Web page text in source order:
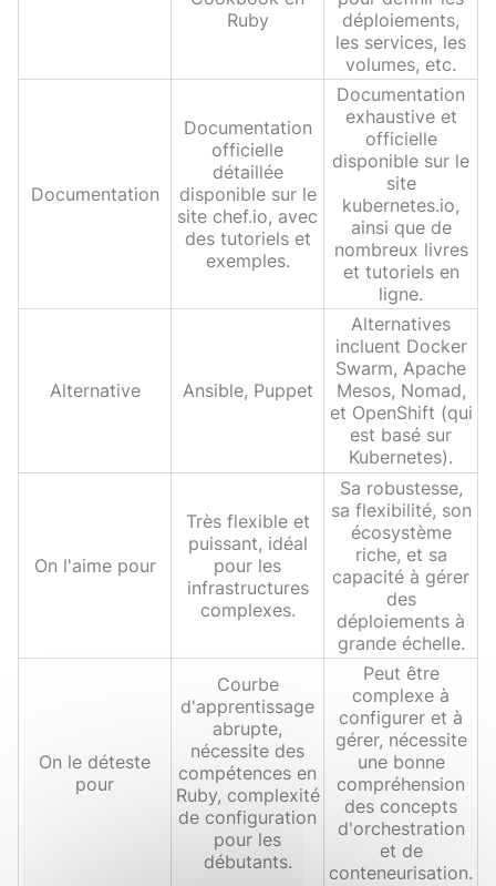
Ruby
déploiements,
les services, les
volumes, etc.
Documentation
Documentation
officielle
détaillée
disponible sur le
site chef.io, avec
des tutoriels et
exemples.
Documentation
exhaustive et
officielle
disponible sur le
site
kubernetes.io,
ainsi que de
nombreux livres
et tutoriels en
ligne.
Alternative Ansible, Puppet
Alternatives
incluent Docker
Swarm, Apache
Mesos, Nomad,
et OpenShift (qui
est basé sur
Kubernetes).
On l'aime pour
Très flexible et
puissant, idéal
pour les
infrastructures
complexes.
Sa robustesse,
sa flexibilité, son
écosystème
riche, et sa
capacité à gérer
des
déploiements à
grande échelle.
On le déteste
pour
Courbe
d'apprentissage
abrupte,
nécessite des
compétences en
Ruby, complexité
de configuration
pour les
débutants.
Peut être
complexe à
configurer et à
gérer, nécessite
une bonne
compréhension
des concepts
d'orchestration
et de
conteneurisation.